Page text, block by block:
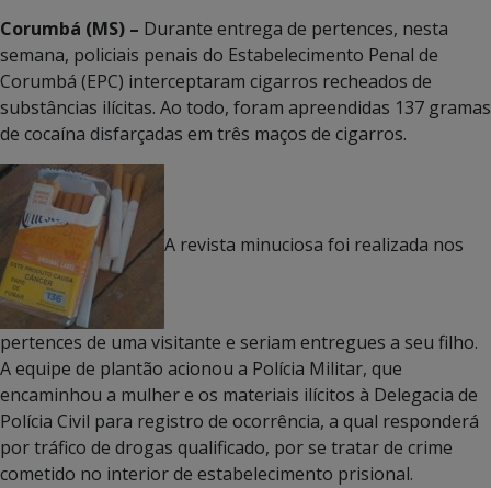
Corumbá (MS) – Durante entrega de pertences, nesta
semana, policiais penais do Estabelecimento Penal de
Corumbá (EPC) interceptaram cigarros recheados de
substâncias ilícitas. Ao todo, foram apreendidas 137 gramas
de cocaína disfarçadas em três maços de cigarros.
A revista minuciosa foi realizada nos
pertences de uma visitante e seriam entregues a seu filho.
A equipe de plantão acionou a Polícia Militar, que
encaminhou a mulher e os materiais ilícitos à Delegacia de
Polícia Civil para registro de ocorrência, a qual responderá
por tráfico de drogas qualificado, por se tratar de crime
cometido no interior de estabelecimento prisional.